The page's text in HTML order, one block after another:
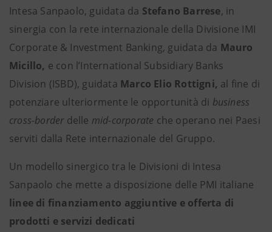
Intesa Sanpaolo, guidata da Stefano Barrese, in
sinergia con la rete internazionale della Divisione IMI
Corporate & Investment Banking, guidata da Mauro
Micillo, e con l’International Subsidiary Banks
Division (ISBD), guidata Marco Elio Rottigni, al fine di
potenziare ulteriormente le opportunità di business
cross-border delle mid-corporate che operano nei Paesi
serviti dalla Rete internazionale del Gruppo.
Un modello sinergico tra le Divisioni di Intesa
Sanpaolo che mette a disposizione delle PMI italiane
linee di finanziamento aggiuntive e offerta di
prodotti e servizi dedicati